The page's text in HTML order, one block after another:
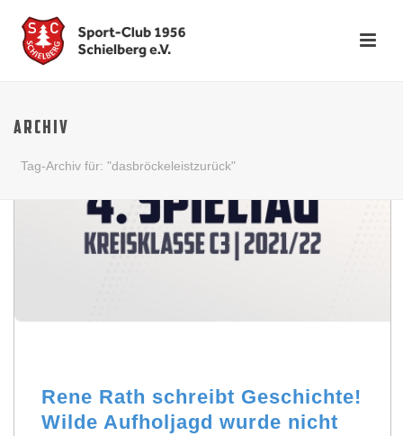
ARCHIV
Tag-Archiv für: "dasbröckeleistzurück"
Rene Rath schreibt Geschichte!
Wilde Aufholjagd wurde nicht